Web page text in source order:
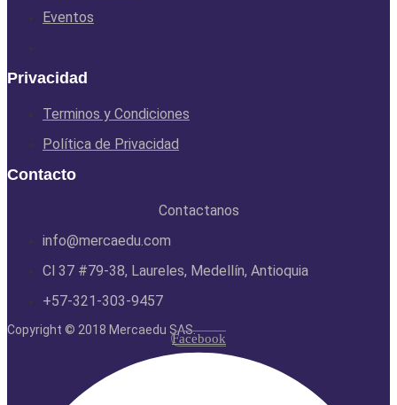
Eventos
Privacidad
Terminos y Condiciones
Política de Privacidad
Contacto
Contactanos
info@mercaedu.com
Cl 37 #79-38, Laureles, Medellín, Antioquia
+57-321-303-9457
Copyright © 2018 Mercaedu SAS.
Facebook